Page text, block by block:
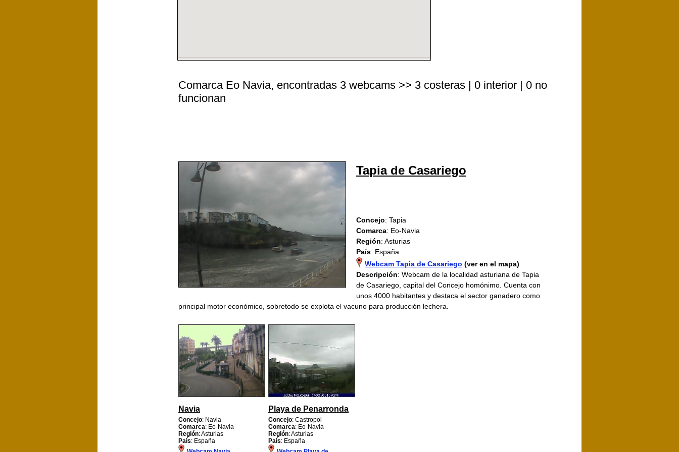
Comarca Eo Navia, encontradas 3 webcams >> 3 costeras | 0 interior | 0 no
funcionan
Tapia de Casariego
Concejo: Tapia
Comarca: Eo-Navia
Región: Asturias
País: España
Webcam Tapia de Casariego (ver en el mapa)
Descripción: Webcam de la localidad asturiana de Tapia
de Casariego, capital del Concejo homónimo. Cuenta con
unos 4000 habitantes y destaca el sector ganadero como
principal motor económico, sobretodo se explota el vacuno para producción lechera.
Navia
Concejo: Navia
Comarca: Eo-Navia
Región: Asturias
País: España
Playa de Penarronda
Concejo: Castropol
Comarca: Eo-Navia
Región: Asturias
País: España